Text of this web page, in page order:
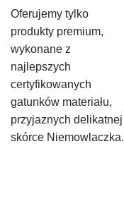
Oferujemy tylko
produkty premium,
wykonane z
najlepszych
certyfikowanych
gatunków materiału,
przyjaznych delikatnej
skórce Niemowlaczka.